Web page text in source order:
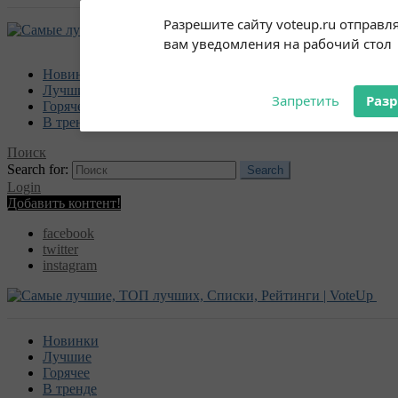
Разрешите сайту voteup.ru
вам уведомления на рабочий стол
Запретить
notifications!
To enable permission prompts, click
Новинки
Лучшие
Горячее
В тренде
Поиск
Search for:
Search
Login
Добавить контент!
facebook
twitter
instagram
Новинки
Лучшие
Горячее
В тренде